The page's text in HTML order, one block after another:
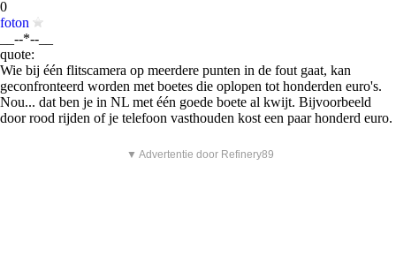
0
foton
__--*--__
quote:
Wie bij één flitscamera op meerdere punten in de fout gaat, kan
geconfronteerd worden met boetes die oplopen tot honderden euro's.
Nou... dat ben je in NL met één goede boete al kwijt. Bijvoorbeeld
door rood rijden of je telefoon vasthouden kost een paar honderd euro.
▼ Advertentie door Refinery89